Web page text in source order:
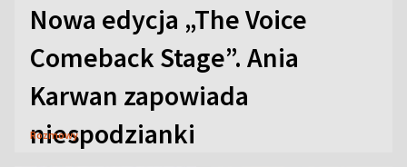
Nowa edycja „The Voice
Comeback Stage”. Ania
Karwan zapowiada
niespodzianki
Rozmowy